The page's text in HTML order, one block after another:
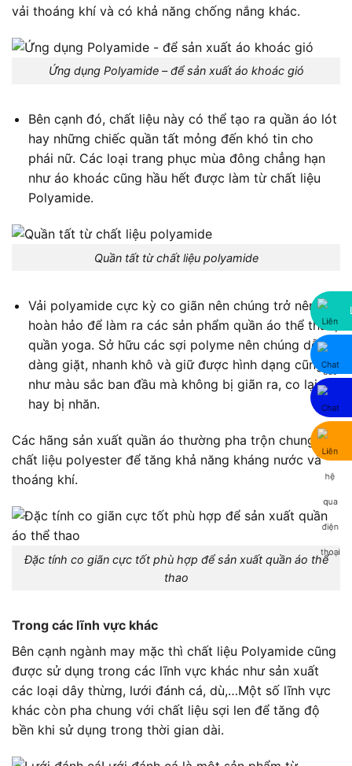
vải thoáng khí và có khả năng chống nắng khác.
Ứng dụng Polyamide – để sản xuất áo khoác gió
Bên cạnh đó, chất liệu này có thể tạo ra quần áo lót
hay những chiếc quần tất mỏng đến khó tin cho
phái nữ. Các loại trang phục mùa đông chẳng hạn
như áo khoác cũng hầu hết được làm từ chất liệu
Polyamide.
Quần tất từ chất liệu polyamide
Vải polyamide cực kỳ co giãn nên chúng trở nên
hoàn hảo để làm ra các sản phẩm quần áo thể thao,
quần yoga. Sở hữu các sợi polyme nên chúng dễ
dàng giặt, nhanh khô và giữ được hình dạng cũng
như màu sắc ban đầu mà không bị giãn ra, co lại
hay bị nhăn.
Các hãng sản xuất quần áo thường pha trộn chung với
chất liệu polyester để tăng khả năng kháng nước và
thoáng khí.
Đặc tính co giãn cực tốt phù hợp để sản xuất quần áo thể
thao
Trong các lĩnh vực khác
Bên cạnh ngành may mặc thì chất liệu Polyamide cũng
được sử dụng trong các lĩnh vực khác như sản xuất
các loại dây thừng, lưới đánh cá, dù,…Một số lĩnh vực
khác còn pha chung với chất liệu sợi len để tăng độ
bền khi sử dụng trong thời gian dài.